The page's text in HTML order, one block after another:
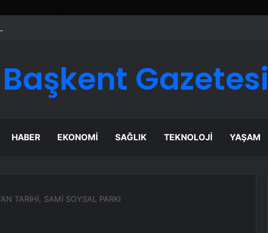
Taşımacılık Yazılımı
Başkent Gazetesi
HABER EKONOMI SAĞLIK TEKNOLOJI YAŞAM
TARİHİ, SAMİ SOYSAL PARKI